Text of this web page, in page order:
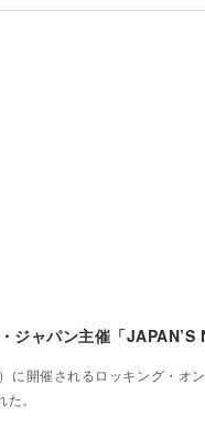
ジャパン主催「
に開催されるロッキング・オ
。